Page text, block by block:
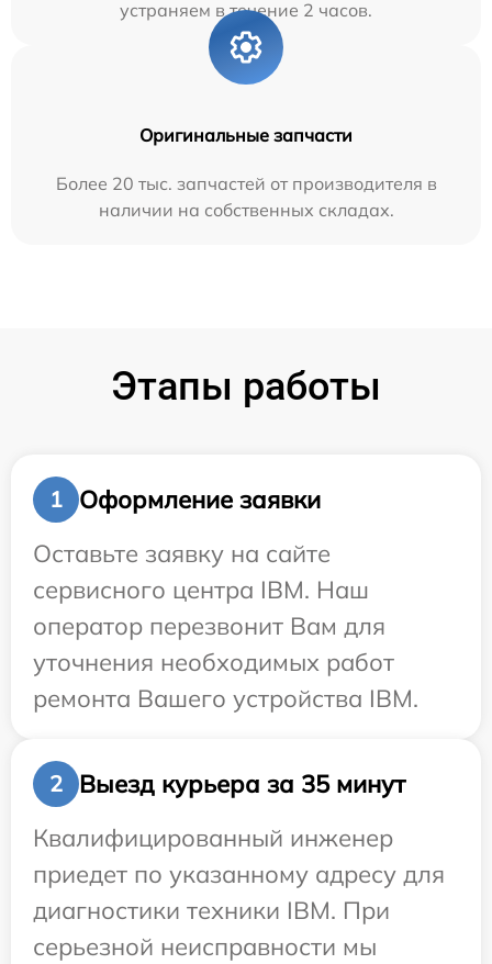
устраняем в течение 2 часов.
Оригинальные запчасти
Более 20 тыс. запчастей от производителя в
наличии на собственных складах.
Этапы работы
1
Оформление заявки
Оставьте заявку на сайте
сервисного центра IBM. Наш
оператор перезвонит Вам для
уточнения необходимых работ
ремонта Вашего устройства IBM.
2
Выезд курьера за 35 минут
Квалифицированный инженер
приедет по указанному адресу для
диагностики техники IBM. При
серьезной неисправности мы